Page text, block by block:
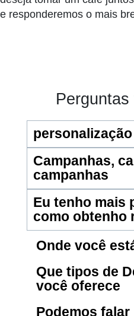
e responderemos o mais
Campanhas,
campanhas
Eu tenho mais
como obtenho
Onde você
Que tipos de
você oferece
Podemos